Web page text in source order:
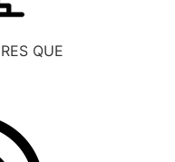
QUE